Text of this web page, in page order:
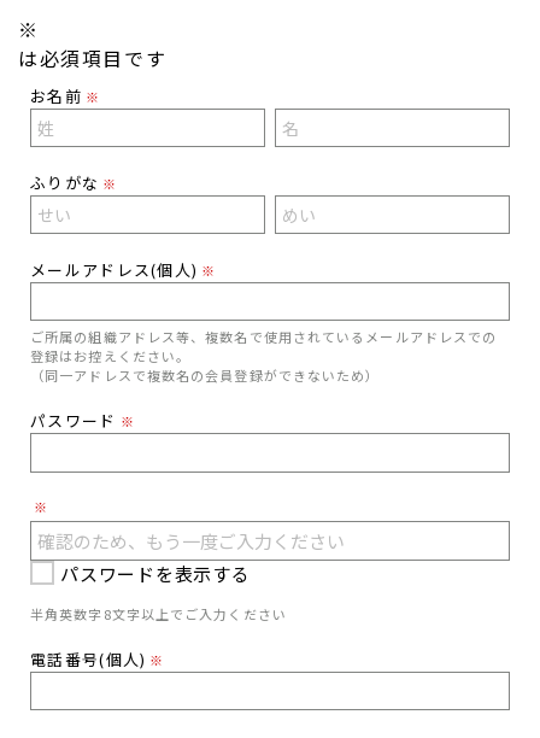
※
は必須項目です
お名前 ※
ふりがな ※
メールアドレス(個人) ※
ご所属の組織アドレス等、複数名で使用されているメールアドレスでの
登録はお控えください。
（同一アドレスで複数名の会員登録ができないため）
パスワード ※
※
パスワードを表示する
半角英数字8文字以上でご入力ください
電話番号(個人) ※